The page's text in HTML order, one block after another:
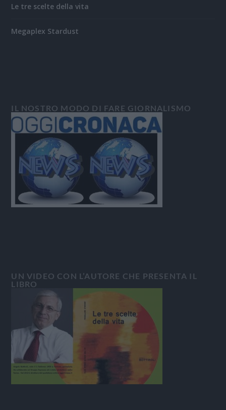
Le tre scelte della vita
Megaplex Stardust
IL NOSTRO MODO DI FARE GIORNALISMO
UN VIDEO CON L’AUTORE CHE PRESENTA IL
LIBRO